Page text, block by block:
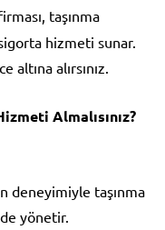
taşınma
hizmeti sunar.
altına alırsınız.
Almalısınız?
deneyimiyle taşınma
yönetir.